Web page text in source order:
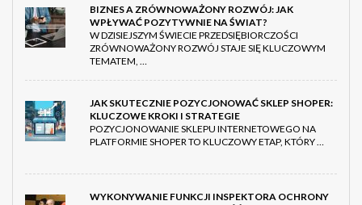
BIZNES A ZRÓWNOWAŻONY ROZWÓJ: JAK
WPŁYWAĆ POZYTYWNIE NA ŚWIAT?
W DZISIEJSZYM ŚWIECIE PRZEDSIĘBIORCZOŚCI
ZRÓWNOWAŻONY ROZWÓJ STAJE SIĘ KLUCZOWYM
TEMATEM, …
JAK SKUTECZNIE POZYCJONOWAĆ SKLEP SHOPER:
KLUCZOWE KROKI I STRATEGIE
POZYCJONOWANIE SKLEPU INTERNETOWEGO NA
PLATFORMIE SHOPER TO KLUCZOWY ETAP, KTÓRY …
WYKONYWANIE FUNKCJI INSPEKTORA OCHRONY